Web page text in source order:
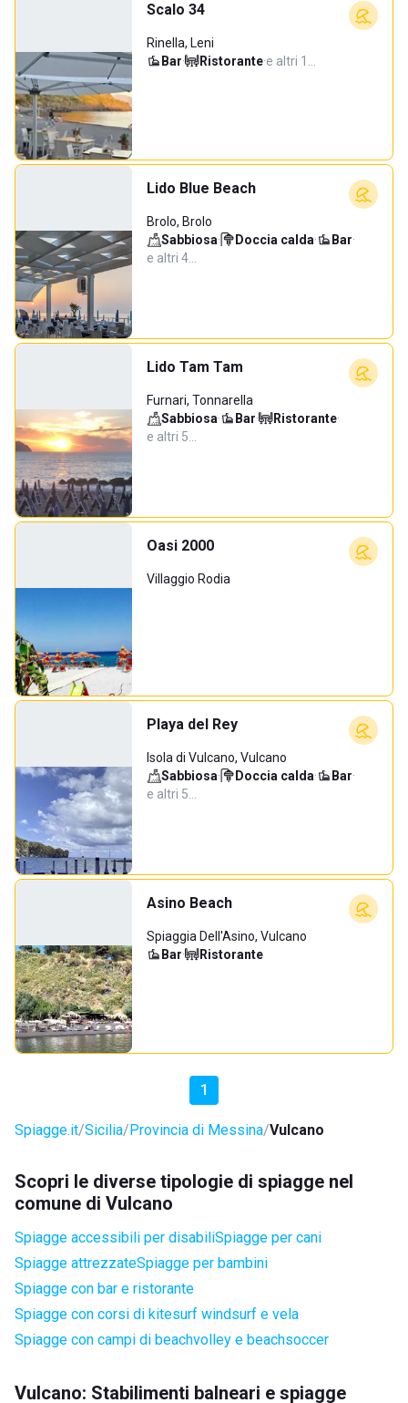
Scalo 34
Rinella, Leni
Bar· Ristorante·e altri 1…
Lido Blue Beach
Brolo, Brolo
Sabbiosa· Doccia calda· Bar·
e altri 4…
Lido Tam Tam
Furnari, Tonnarella
Sabbiosa· Bar· Ristorante·
e altri 5…
Oasi 2000
Villaggio Rodia
Playa del Rey
Isola di Vulcano, Vulcano
Sabbiosa· Doccia calda· Bar·
e altri 5…
Asino Beach
Spiaggia Dell'Asino, Vulcano
Bar· Ristorante
1
Spiagge.it Sicilia Provincia di Messina Vulcano
Scopri le diverse tipologie di spiagge nel
comune di Vulcano
Spiagge accessibili per disabiliSpiagge per cani
Spiagge attrezzateSpiagge per bambini
Spiagge con bar e ristorante
Spiagge con corsi di kitesurf windsurf e vela
Spiagge con campi di beachvolley e beachsoccer
Vulcano: Stabilimenti balneari e spiagge